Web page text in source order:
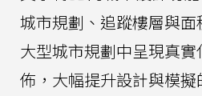
城市規劃、追蹤樓層與
大型城市規劃中呈現真
佈，大幅提升設計與模